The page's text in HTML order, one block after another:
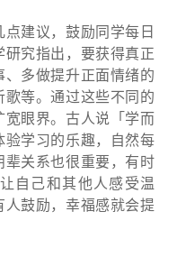
建议，鼓励同学每日
究指出，要获得真正
多做提升正面情绪的
等。通过这些不同的
眼界。古人说「学而
学习的乐趣，自然每
关系也很重要，有时
自己和其他人感受温
鼓励，幸福感就会提